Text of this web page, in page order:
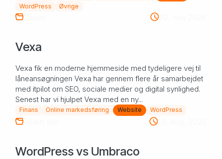
WordPress
Øvrige
Cases 20. maj 2026
Vexa
Vexa fik en moderne hjemmeside med tydeligere vej til
låneansøgningen Vexa har gennem flere år samarbejdet
med itpilot om SEO, sociale medier og digital synlighed.
Senest har vi hjulpet Vexa med en ny...
Finans Online markedsføring Website WordPress
Viden om 13. aug. 2025
​WordPress vs Umbraco